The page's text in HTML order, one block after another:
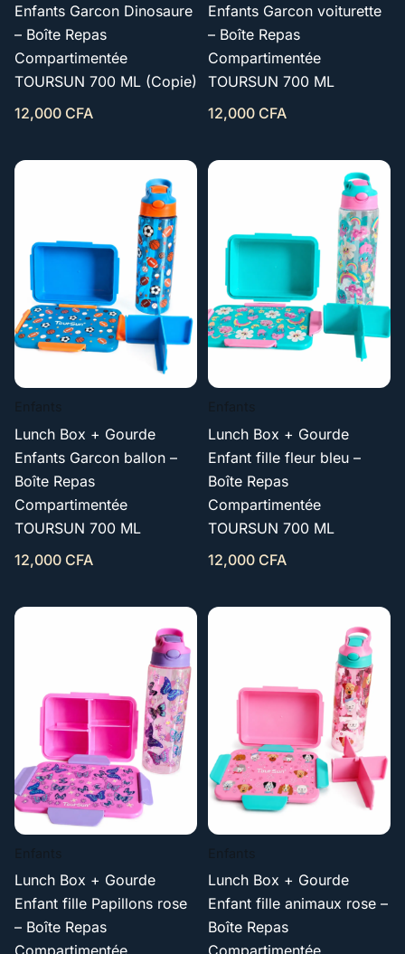
Enfants Garcon Dinosaure
– Boîte Repas
Compartimentée
TOURSUN 700 ML (Copie)
12,000 CFA
Enfants Garcon voiturette
– Boîte Repas
Compartimentée
TOURSUN 700 ML
12,000 CFA
Lunch Box + Gourde
Enfants Garcon ballon –
Boîte Repas
Compartimentée
TOURSUN 700 ML
12,000 CFA
Lunch Box + Gourde
Enfant fille fleur bleu –
Boîte Repas
Compartimentée
TOURSUN 700 ML
12,000 CFA
Lunch Box + Gourde
Enfant fille Papillons rose
– Boîte Repas
Lunch Box + Gourde
Enfant fille animaux rose –
Boîte Repas